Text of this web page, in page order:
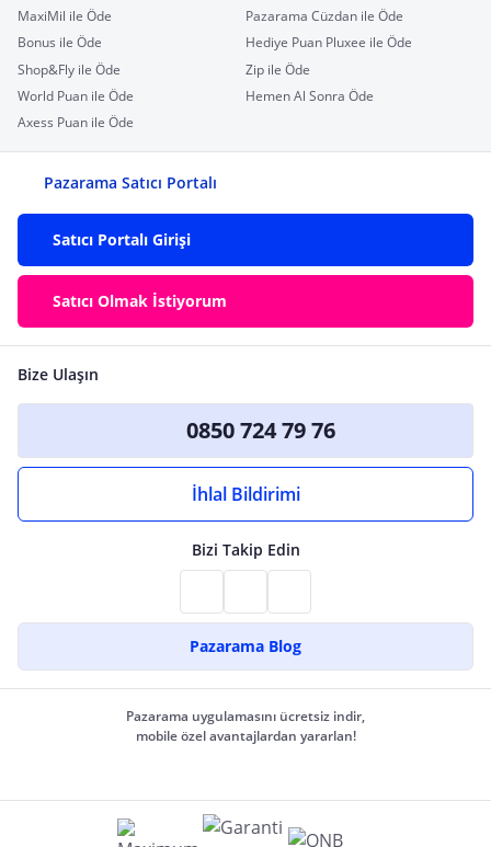
MaxiMil ile Öde
Pazarama Cüzdan ile Öde
Bonus ile Öde
Hediye Puan Pluxee ile Öde
Shop&Fly ile Öde
Zip ile Öde
World Puan ile Öde
Hemen Al Sonra Öde
Axess Puan ile Öde
Pazarama Satıcı Portalı
Satıcı Portalı Girişi
Satıcı Olmak İstiyorum
Bize Ulaşın
0850 724 79 76
İhlal Bildirimi
Bizi Takip Edin
Pazarama Blog
Pazarama uygulamasını ücretsiz indir,
mobile özel avantajlardan yararlan!